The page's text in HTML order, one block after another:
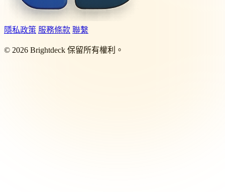
隱私政策 服務條款 聯繫
© 2026 Brightdeck 保留所有權利。